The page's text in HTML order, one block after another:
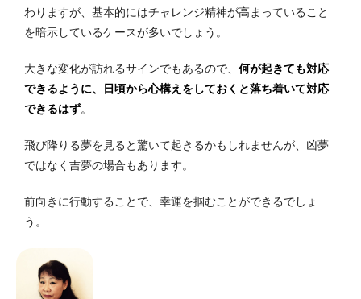
わりますが、基本的にはチャレンジ精神が高まっていること
を暗示しているケースが多いでしょう。
大きな変化が訪れるサインでもあるので、 何が起きても対応
できるように、日頃から心構えをしておくと落ち着いて対応
できるはず。
飛び降りる夢を見ると驚いて起きるかもしれませんが、凶夢
ではなく吉夢の場合もあります。
前向きに行動することで、幸運を掴むことができるでしょ
う。